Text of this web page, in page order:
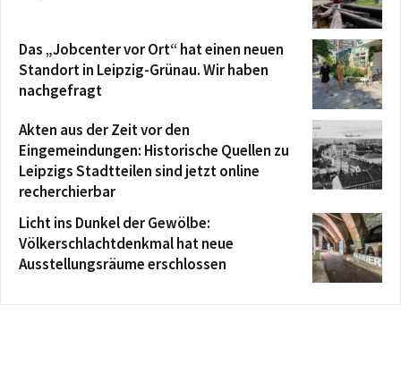
Das „Jobcenter vor Ort“ hat einen neuen
Standort in Leipzig-Grünau. Wir haben
nachgefragt
Akten aus der Zeit vor den
Eingemeindungen: Historische Quellen zu
Leipzigs Stadtteilen sind jetzt online
recherchierbar
Licht ins Dunkel der Gewölbe:
Völkerschlachtdenkmal hat neue
Ausstellungsräume erschlossen